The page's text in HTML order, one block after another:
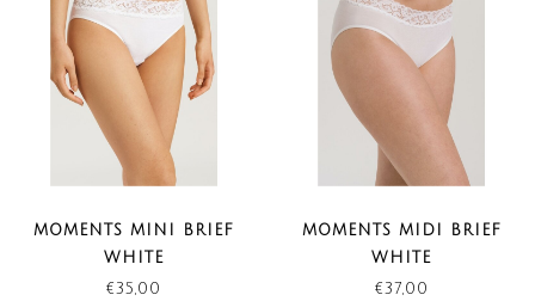
MOMENTS MINI BRIEF
WHITE
€35,00
MOMENTS MIDI BRIEF
WHITE
€37,00